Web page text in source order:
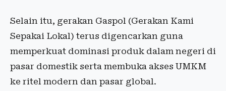
Selain itu, gerakan Gaspol (Gerakan Kami
Sepakai Lokal) terus digencarkan guna
memperkuat dominasi produk dalam negeri di
pasar domestik serta membuka akses UMKM
ke ritel modern dan pasar global.